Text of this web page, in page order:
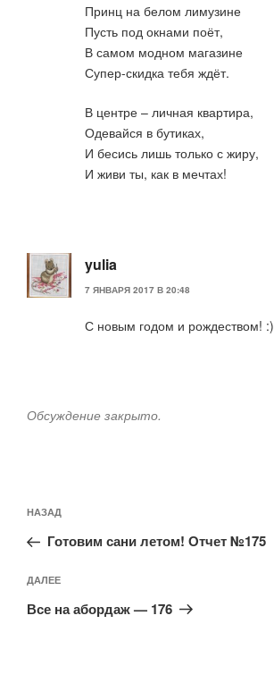
Принц на белом лимузине
Пусть под окнами поёт,
В самом модном магазине
Супер-скидка тебя ждёт.
В центре – личная квартира,
Одевайся в бутиках,
И бесись лишь только с жиру,
И живи ты, как в мечтах!
yulia
7 ЯНВАРЯ 2017 В 20:48
С новым годом и рождеством! :)
Обсуждение закрыто.
по
записям
Предыдущая
запись:
НАЗАД
Готовим сани летом! Отчет №175
Следующая
запись
ДАЛЕЕ
Все на абордаж — 176